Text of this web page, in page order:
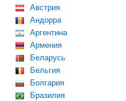
Австрия
Андорра
Аргентина
Армения
Беларусь
Бельгия
Болгария
Бразилия